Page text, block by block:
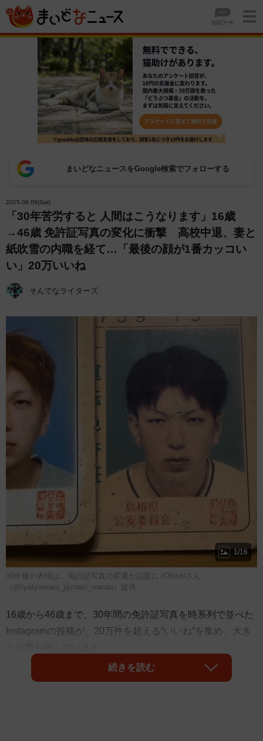
まいどなニュースをGoogle検索でフォローする
2025.08.09(Sat)
「30年苦労すると 人間はこうなります」16歳
→46歳 免許証写真の変化に衝撃 高校中退、妻と
紙吹雪の内職を経て…「最後の顔が1番カッコい
い」20万いいね
そんでなライターズ
1/16
30年後の表情は…免許証写真の変遷が話題に /Ohishiさん
（@tyatyamaru_jijimaru_warabi）提供
16歳から46歳まで、30年間の免許証写真を時系列で並べた
Instagramの投稿が、20万件を超える“いいね”を集め、大き
続きを読む